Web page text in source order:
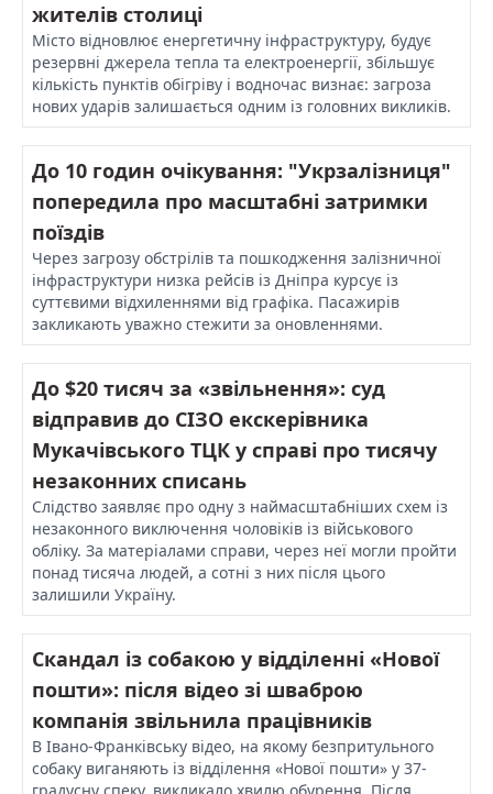
жителів столиці
Місто відновлює енергетичну інфраструктуру, будує
резервні джерела тепла та електроенергії, збільшує
кількість пунктів обігріву і водночас визнає: загроза
нових ударів залишається одним із головних викликів.
До 10 годин очікування: "Укрзалізниця"
попередила про масштабні затримки
поїздів
Через загрозу обстрілів та пошкодження залізничної
інфраструктури низка рейсів із Дніпра курсує із
суттєвими відхиленнями від графіка. Пасажирів
закликають уважно стежити за оновленнями.
До $20 тисяч за «звільнення»: суд
відправив до СІЗО екскерівника
Мукачівського ТЦК у справі про тисячу
незаконних списань
Слідство заявляє про одну з наймасштабніших схем із
незаконного виключення чоловіків із військового
обліку. За матеріалами справи, через неї могли пройти
понад тисяча людей, а сотні з них після цього
залишили Україну.
Скандал із собакою у відділенні «Нової
пошти»: після відео зі шваброю
компанія звільнила працівників
В Івано-Франківську відео, на якому безпритульного
собаку виганяють із відділення «Нової пошти» у 37-